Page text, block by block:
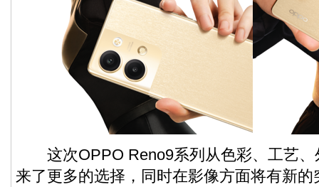
这次OPPO Reno9系列从色彩、工艺、
来了更多的选择，同时在影像方面将有新